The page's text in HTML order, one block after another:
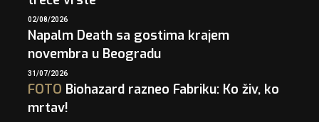
02/08/2026
Napalm Death sa gostima krajem
novembra u Beogradu
31/07/2026
FOTO Biohazard razneo Fabriku: Ko živ, ko
mrtav!